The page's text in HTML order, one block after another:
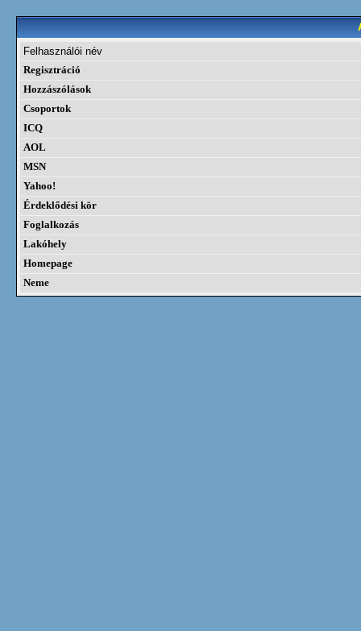
Felhasználói név
Regisztráció
Hozzászólások
Csoportok
ICQ
AOL
MSN
Yahoo!
Érdeklődési kör
Foglalkozás
Lakóhely
Homepage
Neme